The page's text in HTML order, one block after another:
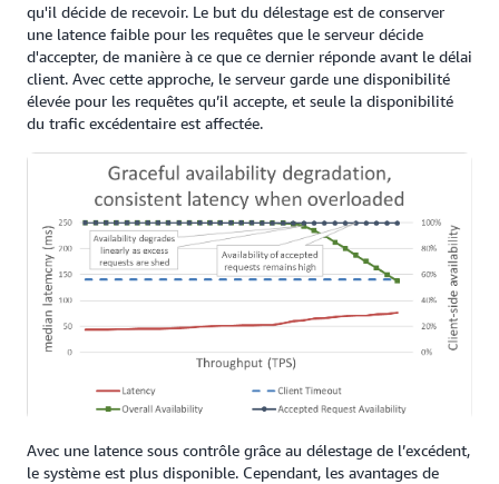
qu'il décide de recevoir. Le but du délestage est de conserver
une latence faible pour les requêtes que le serveur décide
d'accepter, de manière à ce que ce dernier réponde avant le délai
client. Avec cette approche, le serveur garde une disponibilité
élevée pour les requêtes qu’il accepte, et seule la disponibilité
du trafic excédentaire est affectée.
Avec une latence sous contrôle grâce au délestage de l’excédent,
le système est plus disponible. Cependant, les avantages de